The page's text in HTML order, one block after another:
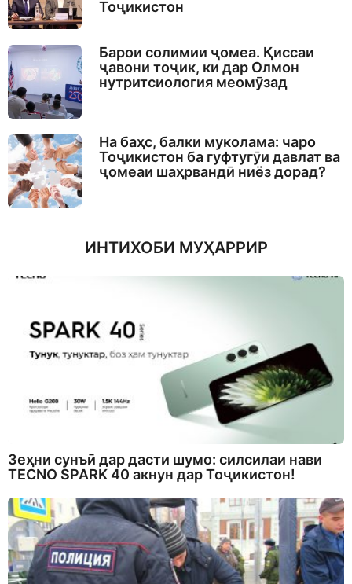
Тоҷикистон
Барои солимии ҷомеа. Қиссаи
ҷавони тоҷик, ки дар Олмон
нутритсиология меомӯзад
На баҳс, балки муколама: чаро
Тоҷикистон ба гуфтугӯи давлат ва
ҷомеаи шаҳрвандӣ ниёз дорад?
ИНТИХОБИ МУҲАРРИР
Зеҳни сунъӣ дар дасти шумо: силсилаи нави
TECNO SPARK 40 акнун дар Тоҷикистон!